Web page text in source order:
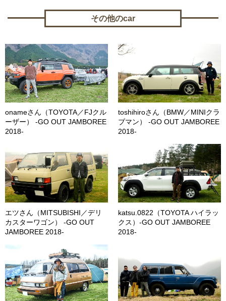
その他のcar
onameさん（TOYOTA／FJクル
ーザー） -GO OUT JAMBOREE
2018-
toshihiroさん（BMW／MINIクラ
ブマン） -GO OUT JAMBOREE
2018-
エツさん（MITSUBISHI／デリ
カスターワゴン） -GO OUT
JAMBOREE 2018-
katsu.0822（TOYOTA ハイラッ
クス）-GO OUT JAMBOREE
2018-